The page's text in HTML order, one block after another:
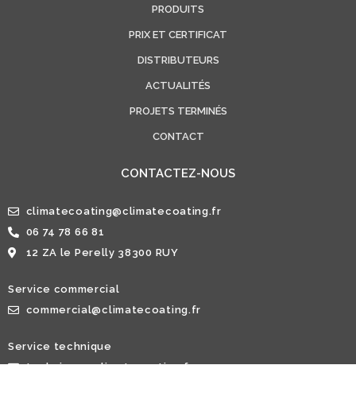
PRODUITS
PRIX ET CERTIFICAT
DISTRIBUTEURS
ACTUALITÉS
PROJETS TERMINÉS
CONTACT
CONTACTEZ-NOUS
climatecoating@climatecoating.fr
06 74 78 66 81
12 ZA le Perelly 38300 RUY
Service commercial
commercial@climatecoating.fr
Service technique
technique@climatecoating.fr